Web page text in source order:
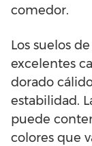
comedor.
Los suelos
excelentes
dorado
estabilidad.
puede
colores que